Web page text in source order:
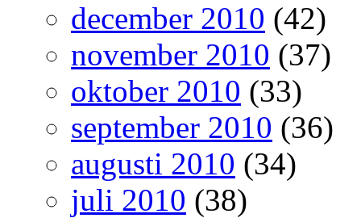
december 2010 (42)
november 2010 (37)
oktober 2010 (33)
september 2010 (36)
augusti 2010 (34)
juli 2010 (38)